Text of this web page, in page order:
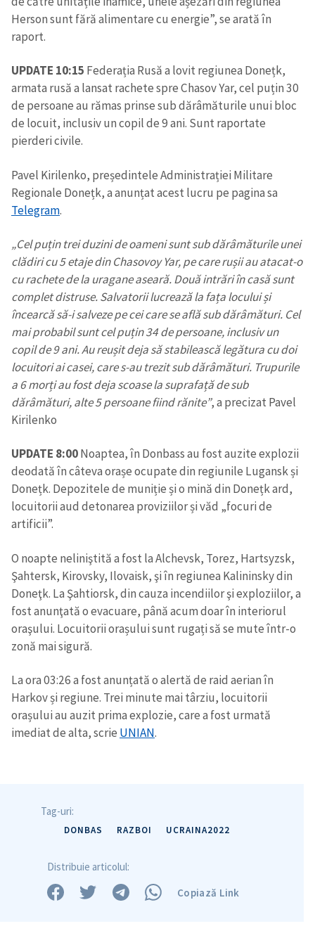
Herson sunt fără alimentare cu energie”, se arată în
raport.
UPDATE 10:15 Federația Rusă a lovit regiunea Donețk,
armata rusă a lansat rachete spre Chasov Yar, cel puțin 30
de persoane au rămas prinse sub dărâmăturile unui bloc
de locuit, inclusiv un copil de 9 ani. Sunt raportate
pierderi civile.
Pavel Kirilenko, președintele Administrației Militare
Regionale Donețk, a anunțat acest lucru pe pagina sa
Telegram.
„Cel puțin trei duzini de oameni sunt sub dărâmăturile unei
clădiri cu 5 etaje din Chasovoy Yar, pe care rușii au atacat-o
cu rachete de la uragane aseară. Două intrări în casă sunt
complet distruse. Salvatorii lucrează la fața locului și
încearcă să-i salveze pe cei care se află sub dărâmături. Cel
mai probabil sunt cel puțin 34 de persoane, inclusiv un
copil de 9 ani. Au reușit deja să stabilească legătura cu doi
locuitori ai casei, care s-au trezit sub dărâmături. Trupurile
a 6 morți au fost deja scoase la suprafață de sub
dărâmături, alte 5 persoane fiind rănite”, a precizat Pavel
Kirilenko
UPDATE 8:00Noaptea, în Donbass au fost auzite explozii
deodată în câteva orașe ocupate din regiunile Lugansk și
Donețk. Depozitele de muniție și o mină din Donețk ard,
locuitorii aud detonarea proviziilor și văd „focuri de
artificii”.
O noapte neliniştită a fost la Alchevsk, Torez, Hartsyzsk,
Şahtersk, Kirovsky, Ilovaisk, şi în regiunea Kalininsky din
Doneţk. La Şahtiorsk, din cauza incendiilor şi exploziilor, a
fost anunţată o evacuare, până acum doar în interiorul
oraşului. Locuitorii orașului sunt rugați să se mute într-o
zonă mai sigură.
La ora 03:26 a fost anunțată o alertă de raid aerian în
Harkov și regiune. Trei minute mai târziu, locuitorii
orașului au auzit prima explozie, care a fost urmată
imediat de alta, scrie UNIAN.
Tag-uri:
DONBAS RAZBOI UCRAINA2022
Distribuie articolul:
Copiază Link